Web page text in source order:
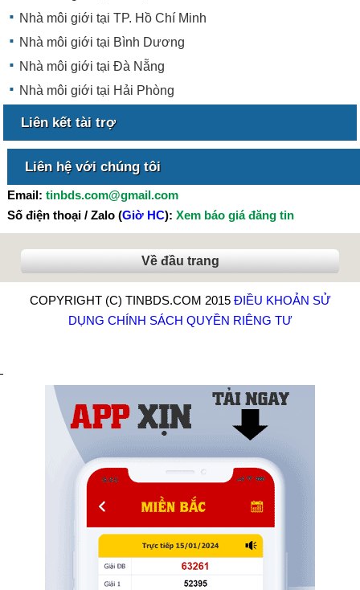
Nhà môi giới tại TP. Hồ Chí Minh
Nhà môi giới tại Bình Dương
Nhà môi giới tại Đà Nẵng
Nhà môi giới tại Hải Phòng
Liên kết tài trợ
Liên hệ với chúng tôi
Email: tinbds.com@gmail.com
Số điện thoại / Zalo (Giờ HC): Xem báo giá đăng tin
Về đầu trang
COPYRIGHT (C) TINBDS.COM 2015 ĐIỀU KHOẢN SỬ
DỤNG CHÍNH SÁCH QUYỀN RIÊNG TƯ